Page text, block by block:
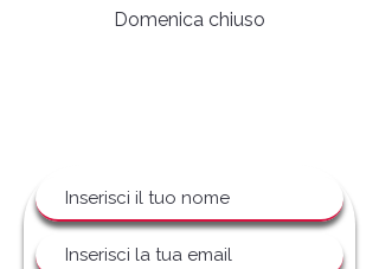
Domenica chiuso